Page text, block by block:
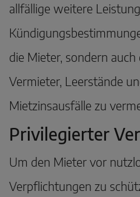
allfällige weitere
die Mieter, sondern
Vermieter, Leerstände
Mietzinsausfälle zu
Privilegierter
Um den Mieter vor
Verpflichtungen zu